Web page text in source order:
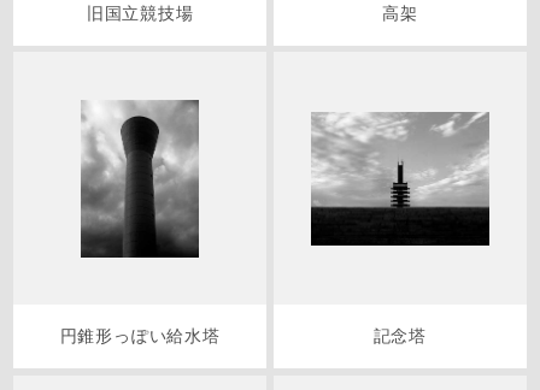
旧国立競技場 高架
円錐形っぽい給水塔 記念塔